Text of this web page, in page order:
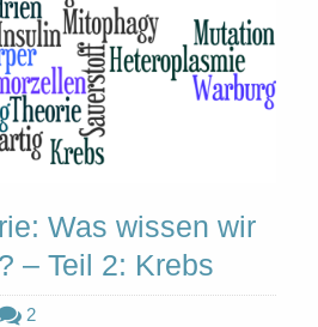
Was wissen wir
– Teil 2: Krebs
2